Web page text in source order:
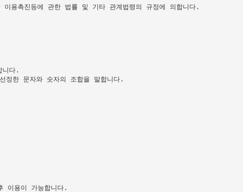
용촉진등에 관한 법률 및 기타 관계법령의 규정에 의합니다.
니다.
정한 문자와 숫자의 조합을 말합니다.
이용이 가능합니다.